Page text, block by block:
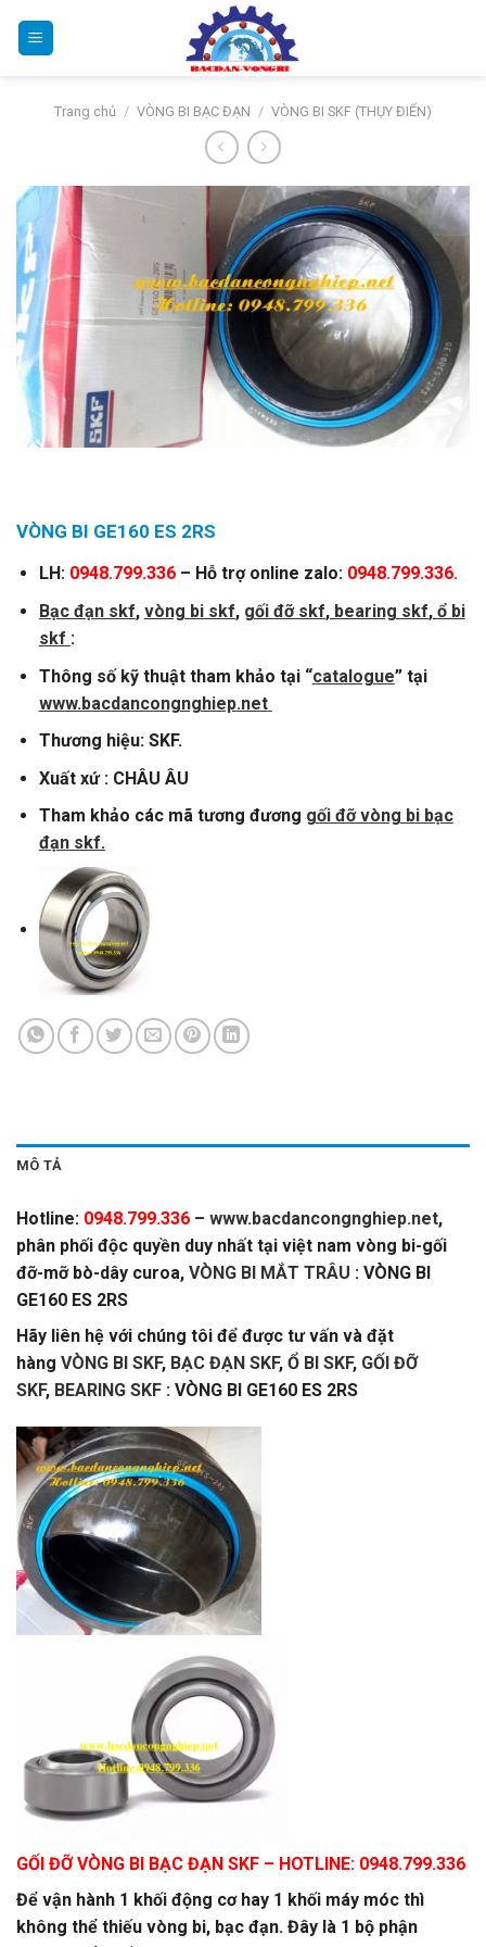
Trang chủ / VÒNG BI BẠC ĐẠN / VÒNG BI SKF (THỤY ĐIỂN)
VÒNG BI GE160 ES 2RS
LH:0948.799.336 – Hỗ trợ online zalo: 0948.799.336.
Bạc đạn skf, vòng bi skf, gối đỡ skf, bearing skf, ổ bi
skf :
Thông số kỹ thuật tham khảo tại “catalogue” tại
www.bacdancongnghiep.net
Thương hiệu: SKF.
Xuất xứ : CHÂU ÂU
Tham khảo các mã tương đương gối đỡ vòng bi bạc
đạn skf.
MÔ TẢ
Hotline: 0948.799.336 – www.bacdancongnghiep.net,
phân phối độc quyền duy nhất tại việt nam vòng bi-gối
đỡ-mỡ bò-dây curoa, VÒNG BI MẮT TRÂU : VÒNG BI
GE160 ES 2RS
Hãy liên hệ với chúng tôi để được tư vấn và đặt
hàng VÒNG BI SKF, BẠC ĐẠN SKF, Ổ BI SKF, GỐI ĐỠ
SKF, BEARING SKF : VÒNG BI GE160 ES 2RS
GỐI ĐỠ VÒNG BI BẠC ĐẠN SKF – HOTLINE: 0948.799.336
Để vận hành 1 khối động cơ hay 1 khối máy móc thì
không thể thiếu vòng bi, bạc đạn. Đây là 1 bộ phận